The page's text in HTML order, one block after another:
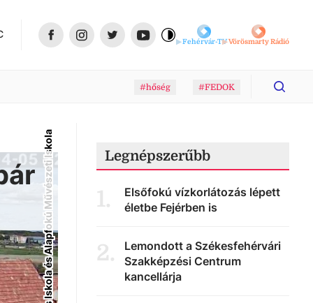
Fehérvár-TVVörösmarty Rádió
#hőség #FEDOK
Legnépszerűbb
1.
Elsőfokú vízkorlátozás lépett
életbe Fejérben is
2.
Lemondott a Székesfehérvári
Szakképzési Centrum
kancellárja